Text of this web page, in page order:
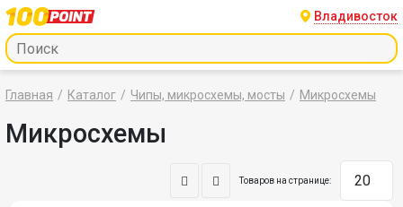
Владивосток
Главная Каталог Чипы, микросхемы, мосты Микросхемы
Микросхемы
Товаров на странице: